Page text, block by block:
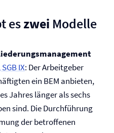
eszwei Modelle
IX: Der Arbeitgeber
ein BEM anbieten,
Jahres länger als sechs
sind. Die Durchführung
der betroffenen